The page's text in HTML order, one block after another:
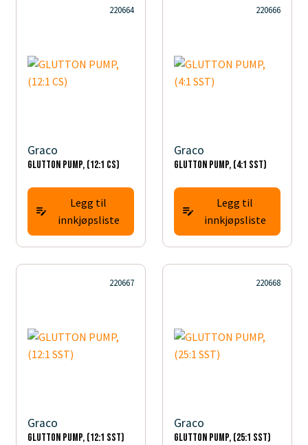
220664
Graco
GLUTTON PUMP, (12:1 CS)
Legg til
innkjøpsliste
220666
Graco
GLUTTON PUMP, (4:1 SST)
Legg til
innkjøpsliste
220667
Graco
GLUTTON PUMP, (12:1 SST)
220668
Graco
GLUTTON PUMP, (25:1 SST)